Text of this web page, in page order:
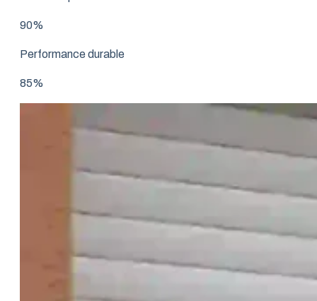
90%
Performance durable
85%